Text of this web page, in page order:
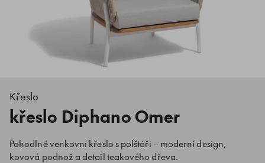
Křeslo
křeslo Diphano Omer
Pohodlné venkovní křeslo s polštáři – moderní design,
kovová podnož a detail teakového dřeva.